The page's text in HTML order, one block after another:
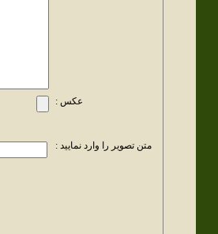
عکس :
متن تصویر را وارد نمایید :